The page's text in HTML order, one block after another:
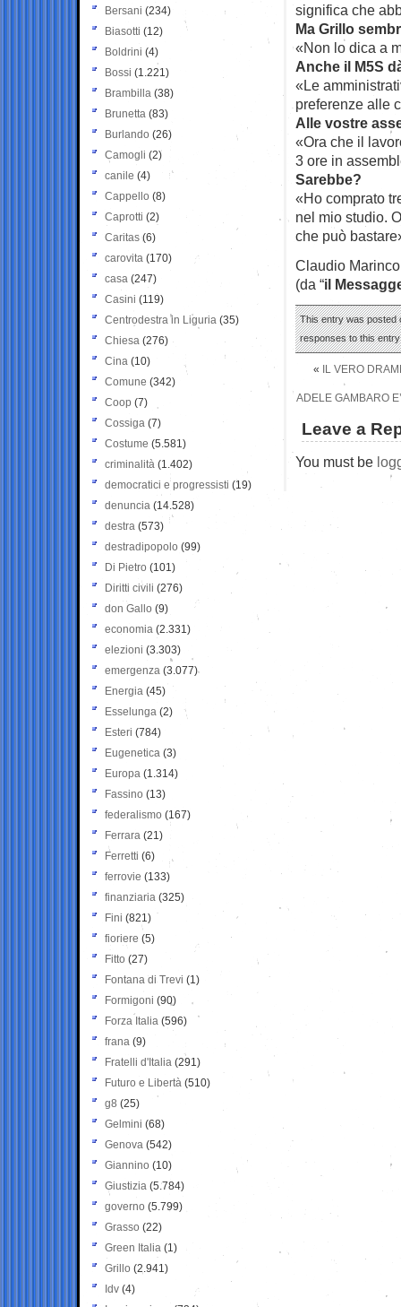
significa che
Ma Grillo
«Non lo dica a
Anche il M5S
«Le
preferenze alle
Alle vostre
«Ora che il
3 ore in
Sarebbe?
«Ho comprato
nel mio studio.
che può
Claudio
(da “il
This entry was posted
responses to this
« IL VERO
ADELE GAMBARO
Leave a
You must be
Bersani (234)
Biasotti (12)
Boldrini (4)
Bossi (1.221)
Brambilla (38)
Brunetta (83)
Burlando (26)
Camogli (2)
canile (4)
Cappello (8)
Caprotti (2)
Caritas (6)
carovita (170)
casa (247)
Casini (119)
Centrodestra in Liguria (35)
Chiesa (276)
Cina (10)
Comune (342)
Coop (7)
Cossiga (7)
Costume (5.581)
criminalità (1.402)
democratici e progressisti (19)
denuncia (14.528)
destra (573)
destradipopolo (99)
Di Pietro (101)
Diritti civili (276)
don Gallo (9)
economia (2.331)
elezioni (3.303)
emergenza (3.077)
Energia (45)
Esselunga (2)
Esteri (784)
Eugenetica (3)
Europa (1.314)
Fassino (13)
federalismo (167)
Ferrara (21)
Ferretti (6)
ferrovie (133)
finanziaria (325)
Fini (821)
fioriere (5)
Fitto (27)
Fontana di Trevi (1)
Formigoni (90)
Forza Italia (596)
frana (9)
Fratelli d'Italia (291)
Futuro e Libertà (510)
g8 (25)
Gelmini (68)
Genova (542)
Giannino (10)
Giustizia (5.784)
governo (5.799)
Grasso (22)
Green Italia (1)
Grillo (2.941)
Idv (4)